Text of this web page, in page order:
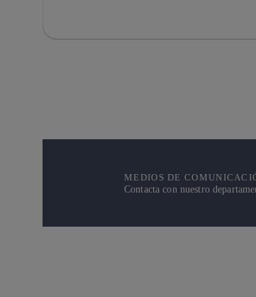
MEDIOS DE
Contacta con nuestro